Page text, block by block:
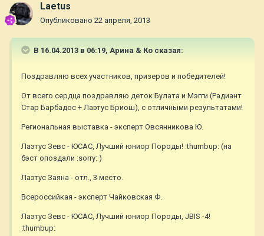
Laetus
Опубликовано 22 апреля, 2013
В 16.04.2013 в 06:19, Арина & Ко сказал:
Поздравляю всех участников, призеров и победителей!
От всего сердца поздравляю деток Булата и Мэгги (Радиант
Стар Барбадос + Лаэтус Бриош), с отличными результатами!
Региональная выставка - эксперт Овсянникова Ю.
Лаэтус Зевс - ЮСАС, Лучший юниор Породы! :thumbup: (на
бэст опоздали :sorry: )
Лаэтус Заяна - отл., 3 место.
Всероссийкая - эксперт Чайковская Ф.
Лаэтус Зевс - ЮСАС, Лучший юниор Породы, JBIS -4!
:thumbup: